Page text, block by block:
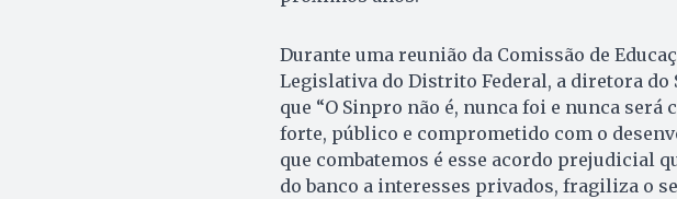
Durante uma reunião da Comissão de
Legislativa do Distrito Federal, a diretora
que “O Sinpro não é, nunca foi e nunca será
forte, público e comprometido com o
que combatemos é esse acordo prejudicial
do banco a interesses privados, fragiliza o